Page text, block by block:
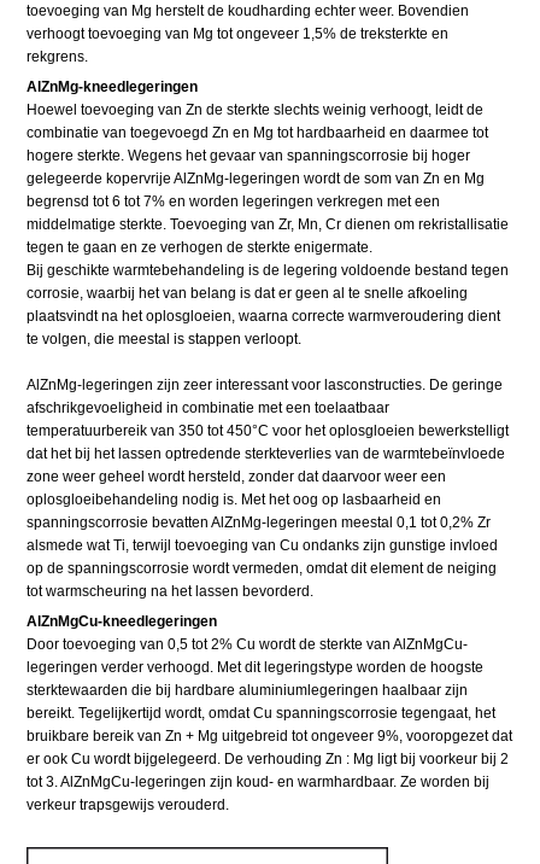
toevoeging van Mg herstelt de koudharding echter weer. Bovendien
verhoogt toevoeging van Mg tot ongeveer 1,5% de treksterkte en
rekgrens.
AlZnMg-kneedlegeringen
Hoewel toevoeging van Zn de sterkte slechts weinig verhoogt, leidt de
combinatie van toegevoegd Zn en Mg tot hardbaarheid en daarmee tot
hogere sterkte. Wegens het gevaar van spanningscorrosie bij hoger
gelegeerde kopervrije AlZnMg-legeringen wordt de som van Zn en Mg
begrensd tot 6 tot 7% en worden legeringen verkregen met een
middelmatige sterkte. Toevoeging van Zr, Mn, Cr dienen om rekristallisatie
tegen te gaan en ze verhogen de sterkte enigermate.
Bij geschikte warmtebehandeling is de legering voldoende bestand tegen
corrosie, waarbij het van belang is dat er geen al te snelle afkoeling
plaatsvindt na het oplosgloeien, waarna correcte warmveroudering dient
te volgen, die meestal is stappen verloopt.
AlZnMg-legeringen zijn zeer interessant voor lasconstructies. De geringe
afschrikgevoeligheid in combinatie met een toelaatbaar
temperatuurbereik van 350 tot 450°C voor het oplosgloeien bewerkstelligt
dat het bij het lassen optredende sterkteverlies van de warmtebeïnvloede
zone weer geheel wordt hersteld, zonder dat daarvoor weer een
oplosgloeibehandeling nodig is. Met het oog op lasbaarheid en
spanningscorrosie bevatten AlZnMg-legeringen meestal 0,1 tot 0,2% Zr
alsmede wat Ti, terwijl toevoeging van Cu ondanks zijn gunstige invloed
op de spanningscorrosie wordt vermeden, omdat dit element de neiging
tot warmscheuring na het lassen bevorderd.
AlZnMgCu-kneedlegeringen
Door toevoeging van 0,5 tot 2% Cu wordt de sterkte van AlZnMgCu-
legeringen verder verhoogd. Met dit legeringstype worden de hoogste
sterktewaarden die bij hardbare aluminiumlegeringen haalbaar zijn
bereikt. Tegelijkertijd wordt, omdat Cu spanningscorrosie tegengaat, het
bruikbare bereik van Zn + Mg uitgebreid tot ongeveer 9%, vooropgezet dat
er ook Cu wordt bijgelegeerd. De verhouding Zn : Mg ligt bij voorkeur bij 2
tot 3. AlZnMgCu-legeringen zijn koud- en warmhardbaar. Ze worden bij
verkeur trapsgewijs verouderd.